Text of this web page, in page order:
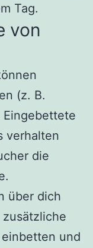
Tag.
von
(z. B.
Eingebettete
verhalten
die
über dich
und